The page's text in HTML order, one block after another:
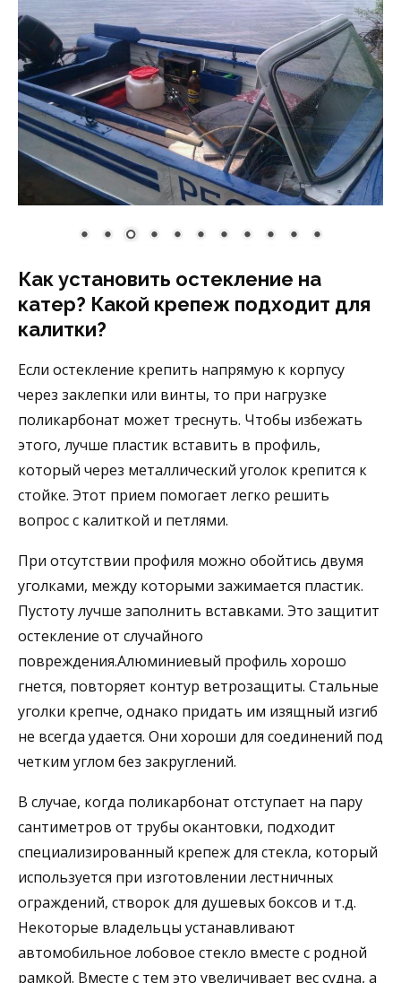
Как установить остекление на
катер? Какой крепеж подходит для
калитки?
Если остекление крепить напрямую к корпусу
через заклепки или винты, то при нагрузке
поликарбонат может треснуть. Чтобы избежать
этого, лучше пластик вставить в профиль,
который через металлический уголок крепится к
стойке. Этот прием помогает легко решить
вопрос с калиткой и петлями.
При отсутствии профиля можно обойтись двумя
уголками, между которыми зажимается пластик.
Пустоту лучше заполнить вставками. Это защитит
остекление от случайного
повреждения.Алюминиевый профиль хорошо
гнется, повторяет контур ветрозащиты. Стальные
уголки крепче, однако придать им изящный изгиб
не всегда удается. Они хороши для соединений под
четким углом без закруглений.
В случае, когда поликарбонат отступает на пару
сантиметров от трубы окантовки, подходит
специализированный крепеж для стекла, который
используется при изготовлении лестничных
ограждений, створок для душевых боксов и т.д.
Некоторые владельцы устанавливают
автомобильное лобовое стекло вместе с родной
рамкой. Вместе с тем это увеличивает вес судна, а